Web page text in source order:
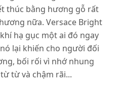
thúc bằng hương gỗ rất
nữa. Versace Bright
hạ gục một ai đó ngay
lại khiến cho người đối
bối rối vì nhớ nhung
từ và chậm rãi...